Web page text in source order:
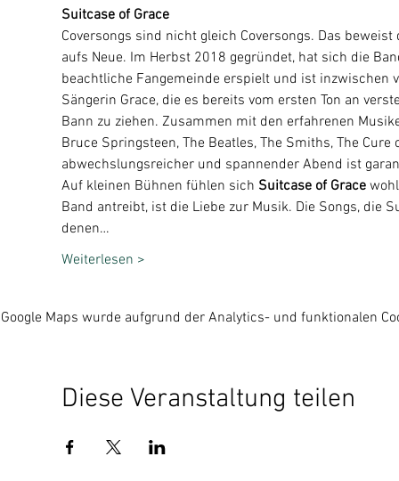
Suitcase of Grace
Coversongs sind nicht gleich Coversongs. Das
aufs Neue. Im Herbst 2018 gegründet, hat sich die
beachtliche Fangemeinde erspielt und ist
Sängerin Grace, die es bereits vom ersten Ton an
Bann zu ziehen. Zusammen mit den erfahrenen
Bruce Springsteen, The Beatles, The Smiths, The
abwechslungsreicher und spannender Abend ist
Auf kleinen Bühnen fühlen sich Suitcase of Grace
Band antreibt, ist die Liebe zur Musik. Die Songs, die
denen…
Weiterlesen >
Google Maps wurde aufgrund der Analytics- und funktionalen
Diese Veranstaltung teilen